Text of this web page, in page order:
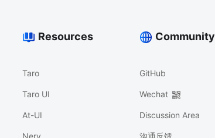
Resources
Taro
Taro UI
At-UI
Community
GitHub
Wechat
Discussion Area